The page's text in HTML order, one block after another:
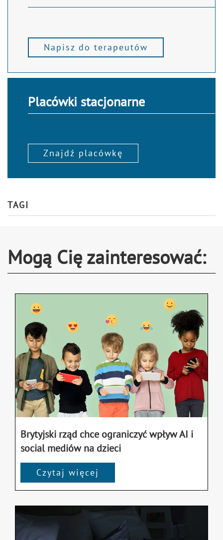
Napisz do terapeutów
Placówki stacjonarne
Znajdź placówkę
TAGI
Mogą Cię zainteresować:
Brytyjski rząd chce ograniczyć wpływ AI i
social mediów na dzieci
Czytaj więcej